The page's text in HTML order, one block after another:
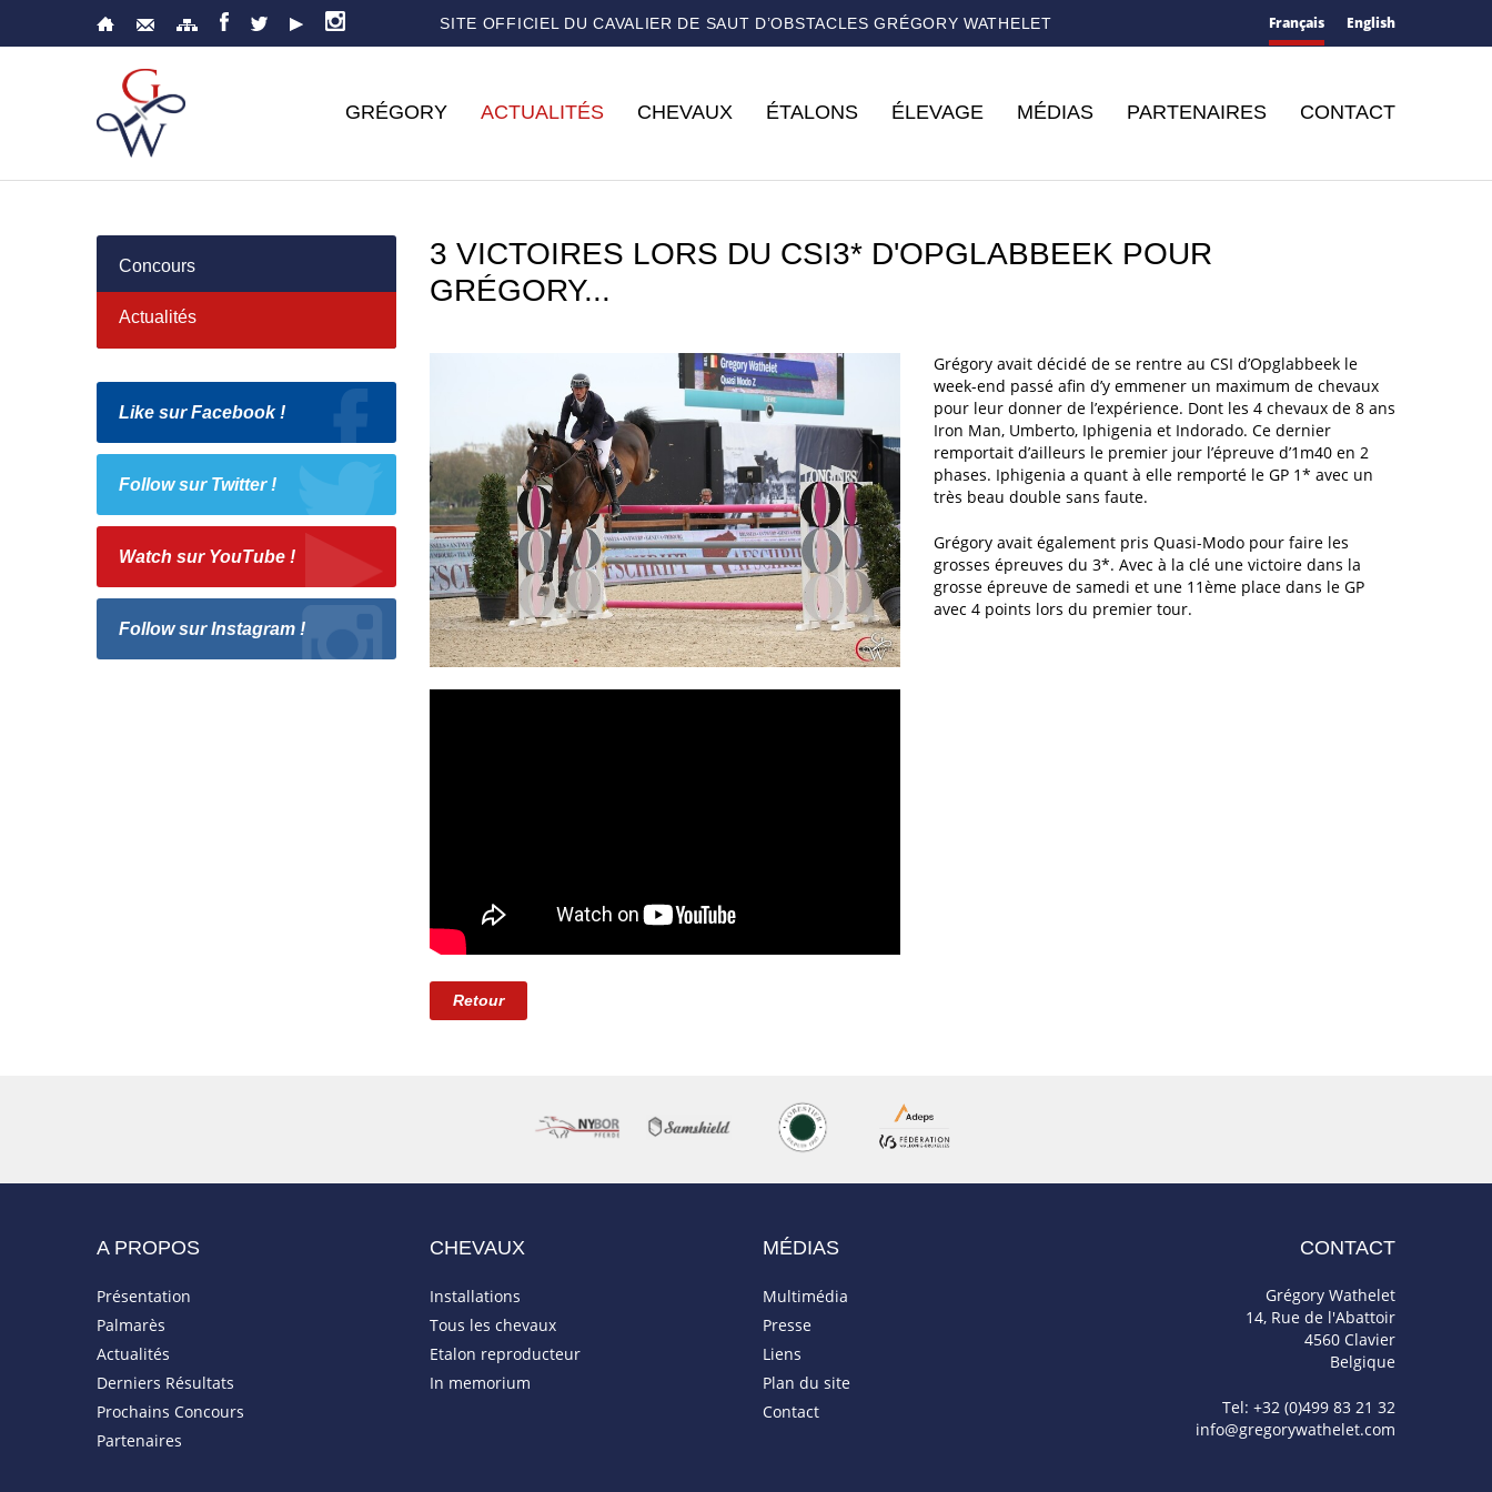
SITE OFFICIEL DU CAVALIER DE SAUT D’OBSTACLES GRÉGORY WATHELET Français English
GRÉGORY ACTUALITÉS CHEVAUX ÉTALONS ÉLEVAGE MÉDIAS PARTENAIRES CONTACT
Concours
Actualités
Like sur Facebook !
Follow sur Twitter !
Watch sur YouTube !
Follow sur Instagram !
3 VICTOIRES LORS DU CSI3* D'OPGLABBEEK POUR
GRÉGORY...
Grégory avait décidé de se rentre au CSI d’Opglabbeek le
week-end passé afin d’y emmener un maximum de chevaux
pour leur donner de l’expérience. Dont les 4 chevaux de 8 ans
Iron Man, Umberto, Iphigenia et Indorado. Ce dernier
remportait d’ailleurs le premier jour l’épreuve d’1m40 en 2
phases. Iphigenia a quant à elle remporté le GP 1* avec un
très beau double sans faute.
Grégory avait également pris Quasi-Modo pour faire les
grosses épreuves du 3*. Avec à la clé une victoire dans la
grosse épreuve de samedi et une 11ème place dans le GP
avec 4 points lors du premier tour.
Retour
A PROPOS
Présentation
Palmarès
Actualités
Derniers Résultats
Prochains Concours
Partenaires
CHEVAUX
Installations
Tous les chevaux
Etalon reproducteur
In memorium
MÉDIAS
Multimédia
Presse
Liens
Plan du site
Contact
CONTACT
Grégory Wathelet
14, Rue de l'Abattoir
4560 Clavier
Belgique
Tel: +32 (0)499 83 21 32
info@gregorywathelet.com